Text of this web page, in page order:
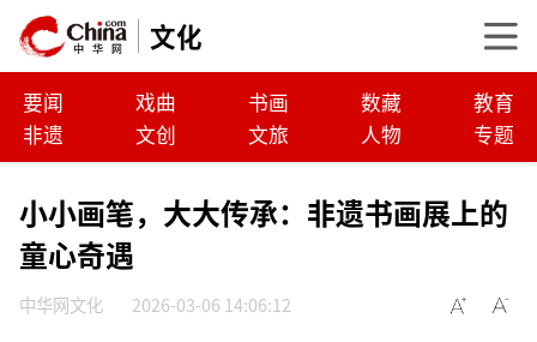
文化
要闻 戏曲 书画 数藏
教育
非遗
文创 文旅 人物 专题
小小画笔，大大传承：非遗书画展上的
童心奇遇
中华网文化 2026-03-06 14:06:12